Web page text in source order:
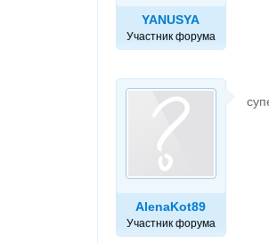
YANUSYA
Участник форума
AlenaKot89
Участник форума